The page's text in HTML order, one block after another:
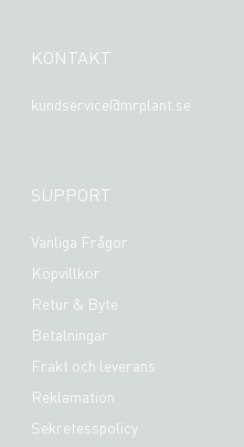
KONTAKT
kundservice@mrplant.se
SUPPORT
Vanliga Frågor
Köpvillkor
Retur & Byte
Betalningar
Frakt och leverans
Reklamation
Sekretesspolicy